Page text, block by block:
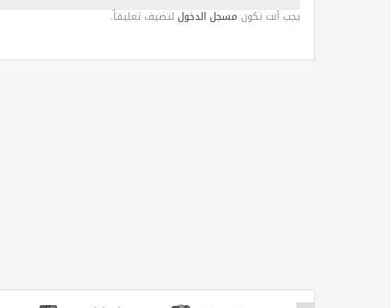
يجب أنت تكون مسجل الدخول لتضيف تعليقاً.